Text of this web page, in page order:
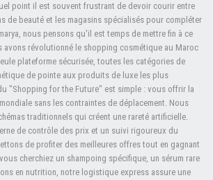
point il est souvent frustrant de devoir courir entre
de beauté et les magasins spécialisés pour compléter
nous pensons qu'il est temps de mettre fin à ce
avons révolutionné le shopping cosmétique au Maroc
plateforme sécurisée, toutes les catégories de
de pointe aux produits de luxe les plus
"Shopping for the Future" est simple : vous offrir la
sans les contraintes de déplacement. Nous
traditionnels qui créent une rareté artificielle.
de contrôle des prix et un suivi rigoureux du
de profiter des meilleures offres tout en gagnant
cherchiez un shampoing spécifique, un sérum rare
en nutrition, notre logistique express assure une